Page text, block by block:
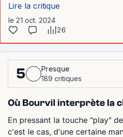
Lire la critique
le 21 oct. 2024
26
5
Presque
189 critiques
Où Bourvil interprète la
En pressant la touche "play"
c'est le cas, d'une certaine